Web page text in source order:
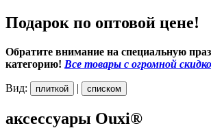
Подарок по оптовой цене!
Обратите внимание на специальную
категорию! Все товары с огромной
Вид: плиткой | списком
аксессуары Ouxi®